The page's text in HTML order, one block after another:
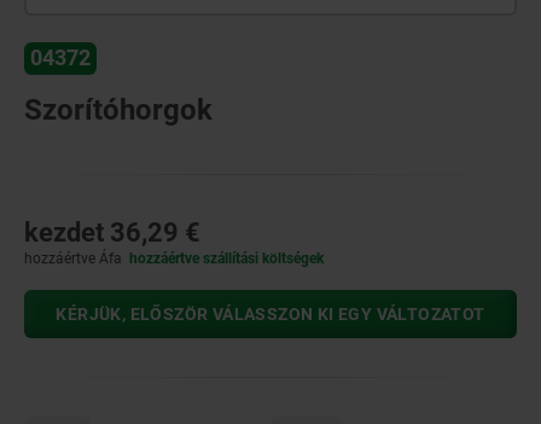
04372
Szorítóhorgok
kezdet 36,29 €
hozzáértve Áfa hozzáértve szállítási költségek
KÉRJÜK, ELŐSZÖR VÁLASSZON KI EGY VÁLTOZATOT